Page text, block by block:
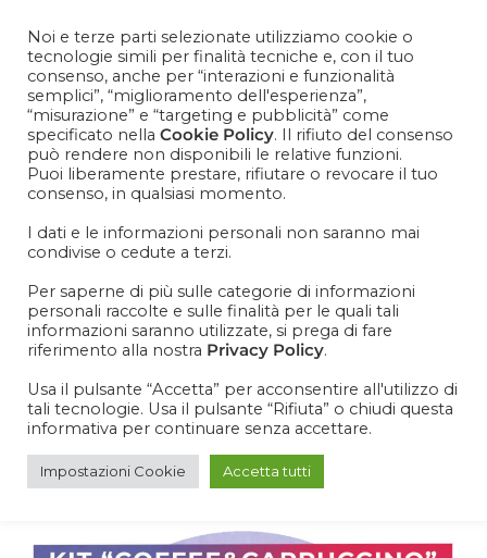
IT EN
KIT SAN VALENTINO
COFFEE E CAPPUCCINO
> VALENTINE’S DAY KIT > KIT SAN VALENTINO COFFEE E
Noi e terze parti selezionate utilizziamo cookie o
tecnologie simili per finalità tecniche e, con il tuo
consenso, anche per “interazioni e funzionalità
semplici”, “miglioramento dell'esperienza”,
“misurazione” e “targeting e pubblicità” come
specificato nella Cookie Policy. Il rifiuto del consenso
può rendere non disponibili le relative funzioni.
Puoi liberamente prestare, rifiutare o revocare il tuo
consenso, in qualsiasi momento.
I dati e le informazioni personali non saranno mai
condivise o cedute a terzi.
Per saperne di più sulle categorie di informazioni
personali raccolte e sulle finalità per le quali tali
informazioni saranno utilizzate, si prega di fare
riferimento alla nostra Privacy Policy.
Usa il pulsante “Accetta” per acconsentire all'utilizzo di
tali tecnologie. Usa il pulsante “Rifiuta” o chiudi questa
informativa per continuare senza accettare.
Impostazioni Cookie Accetta tutti
Contattaci +39 081 1857 2119